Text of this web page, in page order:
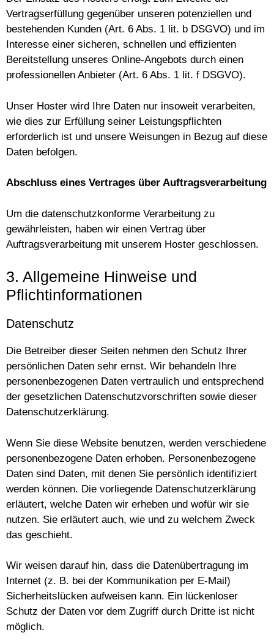
Vertragserfüllung gegenüber unseren potenziellen und
bestehenden Kunden (Art. 6 Abs. 1 lit. b DSGVO) und im
Interesse einer sicheren, schnellen und effizienten
Bereitstellung unseres Online-Angebots durch einen
professionellen Anbieter (Art. 6 Abs. 1 lit. f DSGVO).
Unser Hoster wird Ihre Daten nur insoweit verarbeiten,
wie dies zur Erfüllung seiner Leistungspflichten
erforderlich ist und unsere Weisungen in Bezug auf diese
Daten befolgen.
Abschluss eines Vertrages über Auftragsverarbeitung
Um die datenschutzkonforme Verarbeitung zu
gewährleisten, haben wir einen Vertrag über
Auftragsverarbeitung mit unserem Hoster geschlossen.
3. Allgemeine Hinweise und
Pflichtinformationen
Datenschutz
Die Betreiber dieser Seiten nehmen den Schutz Ihrer
persönlichen Daten sehr ernst. Wir behandeln Ihre
personenbezogenen Daten vertraulich und entsprechend
der gesetzlichen Datenschutzvorschriften sowie dieser
Datenschutzerklärung.
Wenn Sie diese Website benutzen, werden verschiedene
personenbezogene Daten erhoben. Personenbezogene
Daten sind Daten, mit denen Sie persönlich identifiziert
werden können. Die vorliegende Datenschutzerklärung
erläutert, welche Daten wir erheben und wofür wir sie
nutzen. Sie erläutert auch, wie und zu welchem Zweck
das geschieht.
Wir weisen darauf hin, dass die Datenübertragung im
Internet (z. B. bei der Kommunikation per E-Mail)
Sicherheitslücken aufweisen kann. Ein lückenloser
Schutz der Daten vor dem Zugriff durch Dritte ist nicht
möglich.